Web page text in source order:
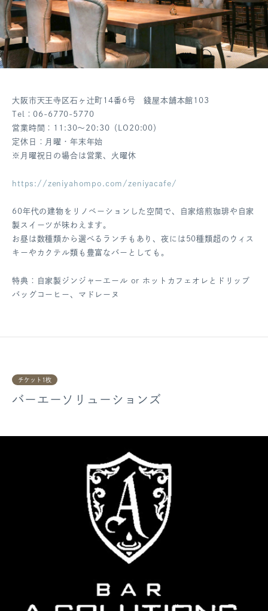
大阪市天王寺区石ヶ辻町14番6号 錢屋本舗本館103
Tel：06-6770-5770
営業時間：11:30～20:30（LO20:00）
定休日：月曜・年末年始
※月曜祝日の場合は営業、火曜休
https://zeniyahompo.com/zeniyacafe/
60年代の建物をリノベーションした空間で、自家焙煎珈琲や自家
製スイーツが味わえます。
お昼は数種類から選べるランチもあり、夜には50種類超のウィス
キーやカクテル類も豊富なバーとしても。
特典：自家製ジンジャーエール or ホットカフェオレとドリップ
バッグコーヒー、マドレーヌ
チケット1枚
バーエーソリューションズ